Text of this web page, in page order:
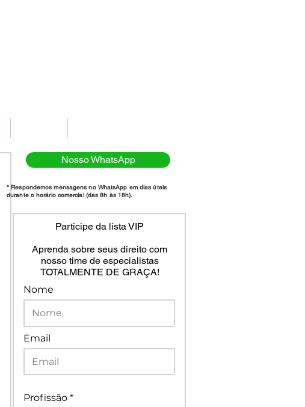
Participe da lista VIP
Aprenda sobre seus direito com
nosso time de especialistas
TOTALMENTE DE GRAÇA!
Nome
Email
Profissão
Nosso WhatsApp
* Respondemos mensagens no WhatsApp em dias úteis
durante o horário comercial (das 8h às 18h).